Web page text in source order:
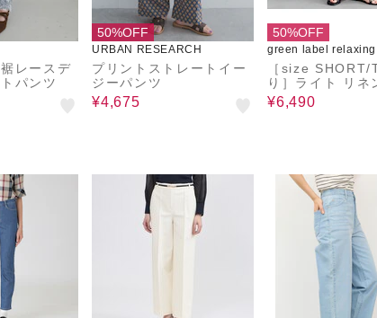
レースデ
パンツ
50%OFF
URBAN RESEARCH
プリントストレートイー
ジーパンツ
¥4,675
50%OFF
green label relaxing
［size SHORT/
り］ライト リネ
ストレート パン
ット 通気性
¥6,490